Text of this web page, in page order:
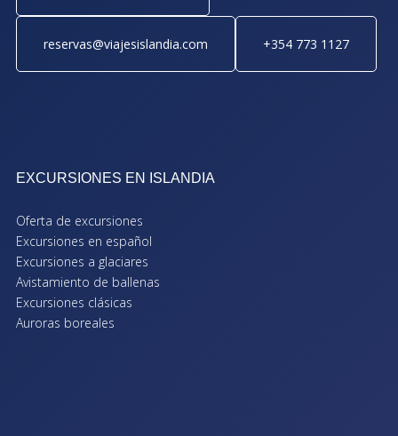
reservas@viajesislandia.com +354 773 1127
EXCURSIONES EN ISLANDIA
Oferta de excursiones
Excursiones en español
Excursiones a glaciares
Avistamiento de ballenas
Excursiones clásicas
Auroras boreales